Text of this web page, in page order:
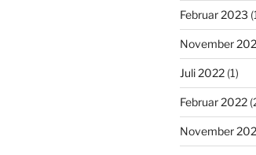
Februar 2023
November
Juli 2022(1)
Februar 2022
November